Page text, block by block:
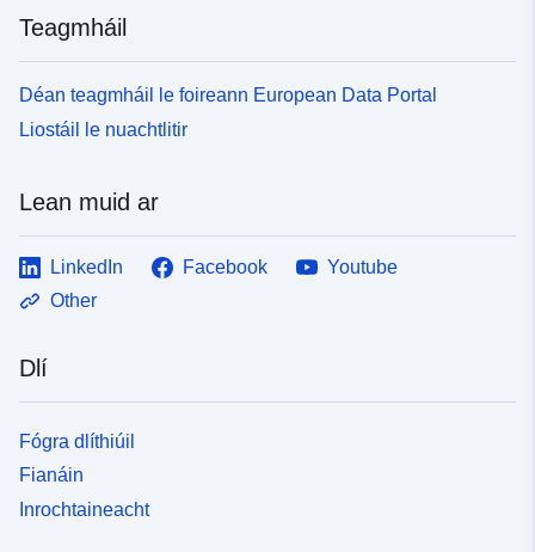
Teagmháil
Déan teagmháil le foireann European Data Portal
Liostáil le nuachtlitir
Lean muid ar
LinkedIn Facebook
Youtube
Other
Dlí
Fógra dlíthiúil
Fianáin
Inrochtaineacht